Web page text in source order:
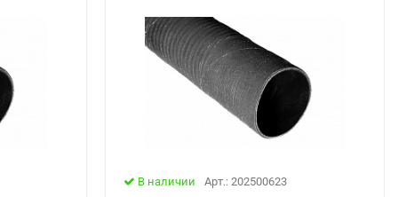
В наличии Арт.: 202500623